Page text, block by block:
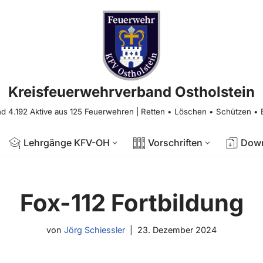
Kreisfeuerwehrverband Ostholstein
4.192 Aktive aus 125 Feuerwehren | Retten • Löschen • Schützen •
Lehrgänge KFV-OH Vorschriften
Fox-112 Fortbildung
von Jörg Schiessler 23. Dezember 2024